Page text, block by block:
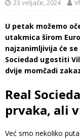
23 veljače, 2024
U petak možemo
utakmica širom
najzanimljivija će
Sociedad ugostiti
dvije momčadi
Real
prvaka, ali
Već smo nekoliko